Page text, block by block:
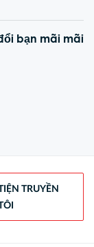
đổi bạn mãi mãi
TRUYỀN